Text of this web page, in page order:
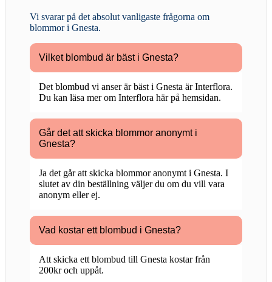
Vi svarar på det absolut vanligaste frågorna om
blommor i Gnesta.
Vilket blombud är bäst i Gnesta?
Det blombud vi anser är bäst i Gnesta är Interflora.
Du kan läsa mer om Interflora här på hemsidan.
Går det att skicka blommor anonymt i
Gnesta?
Ja det går att skicka blommor anonymt i Gnesta. I
slutet av din beställning väljer du om du vill vara
anonym eller ej.
Vad kostar ett blombud i Gnesta?
Att skicka ett blombud till Gnesta kostar från
200kr och uppåt.